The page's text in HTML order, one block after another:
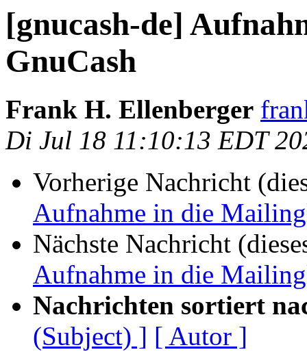
[gnucash-de]
GnuCash
Frank H. Ellenberger
Di Jul 18 11:10:13 EDT
Vorherige Nachricht
Aufnahme in die
Nächste Nachricht
Aufnahme in die
Nachrichten sortiert
(Subject) ] [ Autor ]